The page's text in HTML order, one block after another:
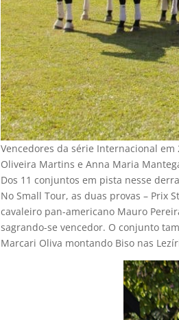
Vencedores da série Internacional
Oliveira Martins e Anna Maria
Dos 11 conjuntos em pista nesse
No Small Tour, as duas provas – Prix
cavaleiro pan-americano Mauro
sagrando-se vencedor. O conjunto
Marcari Oliva montando Biso nas